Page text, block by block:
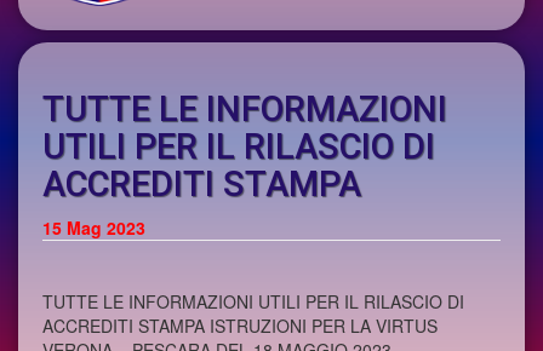
TUTTE LE INFORMAZIONI
UTILI PER IL RILASCIO DI
ACCREDITI STAMPA
15 Mag 2023
TUTTE LE INFORMAZIONI UTILI PER IL RILASCIO DI
ACCREDITI STAMPA ISTRUZIONI PER LA VIRTUS